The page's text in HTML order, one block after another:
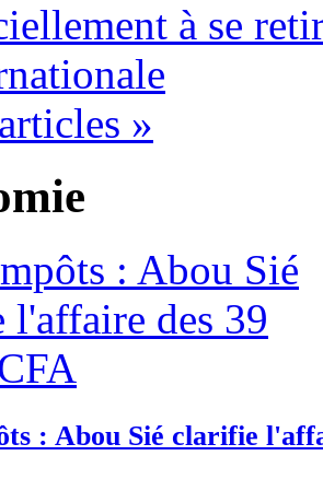
à se
»
: Abou Sié clarifie